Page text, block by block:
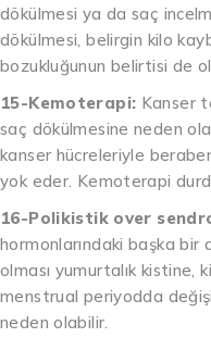
dökülmesi ya da saç
dökülmesi, belirgin kilo
bozukluğunun belirtisi de
15-Kemoterapi: Kanser
saç dökülmesine neden
kanser hücreleriyle
yok eder. Kemoterapi
16-Polikistik over
hormonlarındaki başka
olması yumurtalık kistine,
menstrual periyodda
neden olabilir.